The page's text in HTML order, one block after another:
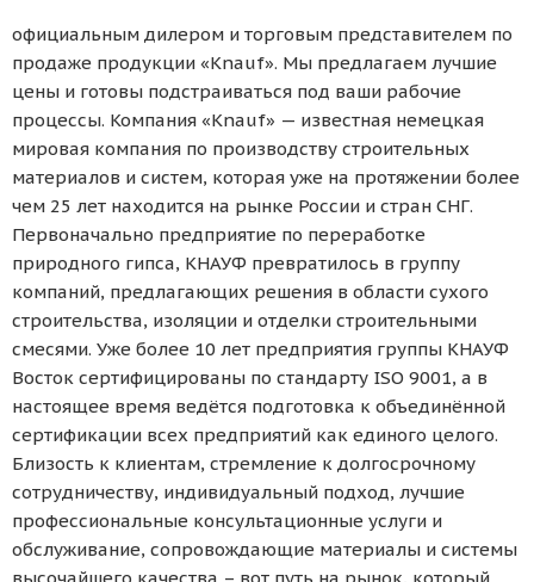
официальным дилером и торговым представителем по
продаже продукции «Knauf». Мы предлагаем лучшие
цены и готовы подстраиваться под ваши рабочие
процессы. Компания «Knauf» — известная немецкая
мировая компания по производству строительных
материалов и систем, которая уже на протяжении более
чем 25 лет находится на рынке России и стран СНГ.
Первоначально предприятие по переработке
природного гипса, КНАУФ превратилось в группу
компаний, предлагающих решения в области сухого
строительства, изоляции и отделки строительными
смесями. Уже более 10 лет предприятия группы КНАУФ
Восток сертифицированы по стандарту ISO 9001, а в
настоящее время ведётся подготовка к объединённой
сертификации всех предприятий как единого целого.
Близость к клиентам, стремление к долгосрочному
сотрудничеству, индивидуальный подход, лучшие
профессиональные консультационные услуги и
обслуживание, сопровождающие материалы и системы